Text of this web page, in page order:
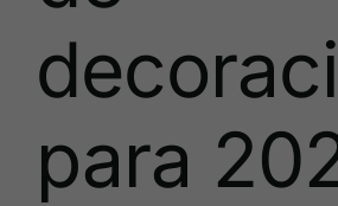
para